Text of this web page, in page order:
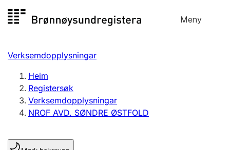
til
Meny
Registersøk
Aksjeselskap
Enkeltpersonføretak
Registrere, endre, slette
Verksemdopplysningar
Heim
Registersøk
Verksemdopplysningar
NROF AVD. SØNDRE ØSTFOLD